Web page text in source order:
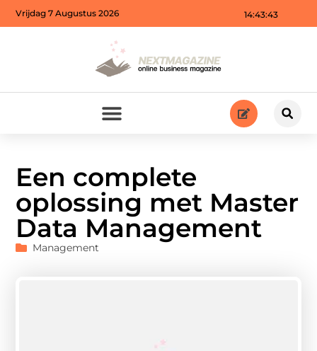
14:43:43
Vrijdag 7 Augustus 2026
Een complete
oplossing met Master
Data Management
Management